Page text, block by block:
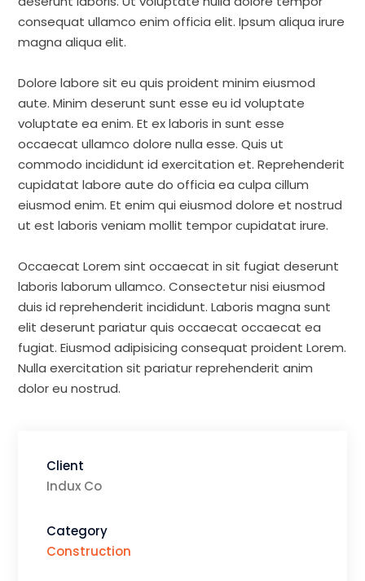
consequat ullamco enim officia elit. Ipsum aliqua irure
magna aliqua elit.
Dolore labore sit eu quis proident minim eiusmod
aute. Minim deserunt sunt esse eu id voluptate
voluptate ea enim. Et ex laboris in sunt esse
occaecat ullamco dolore nulla esse. Quis ut
commodo incididunt id exercitation et. Reprehenderit
cupidatat labore aute do officia ea culpa cillum
eiusmod enim. Et enim qui eiusmod dolore et nostrud
ut est laboris veniam mollit tempor cupidatat irure.
Occaecat Lorem sint occaecat in sit fugiat deserunt
laboris laborum ullamco. Consectetur nisi eiusmod
duis id reprehenderit incididunt. Laboris magna sunt
elit deserunt pariatur quis occaecat occaecat ea
fugiat. Eiusmod adipisicing consequat proident Lorem.
Nulla exercitation sit pariatur reprehenderit anim
dolor eu nostrud.
Client
Indux Co
Category
Construction